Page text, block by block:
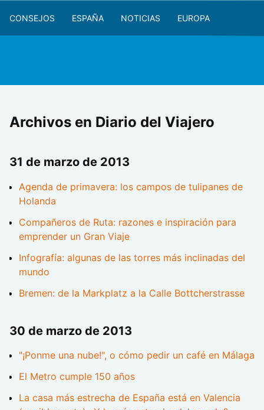
CONSEJOS ESPAÑA NOTICIAS EUROPA
Archivos en Diario del Viajero
31 de marzo de 2013
Agenda de primavera: los campos de tulipanes de
Holanda
Compañeros de Ruta: razones e inspiración para
emprender un Gran Viaje
Infografía: algunas de las torres más inclinadas del
mundo
Bremen: de la Markplatz a la Calle Bottcherstrasse
30 de marzo de 2013
"¡Ponme una nube!", o cómo pedir un café en Málaga
El Metro cumple 150 años
La casa más estrecha de España está en Valencia